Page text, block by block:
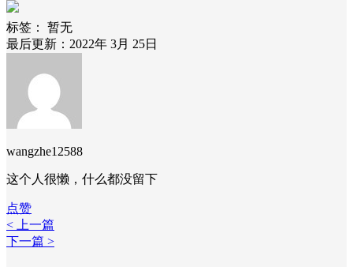
标签：
暂无
最后更新：2022年 3月 25日
wangzhe12588
这个人很懒，什么都没留下
点赞
< 上一篇
下一篇 >